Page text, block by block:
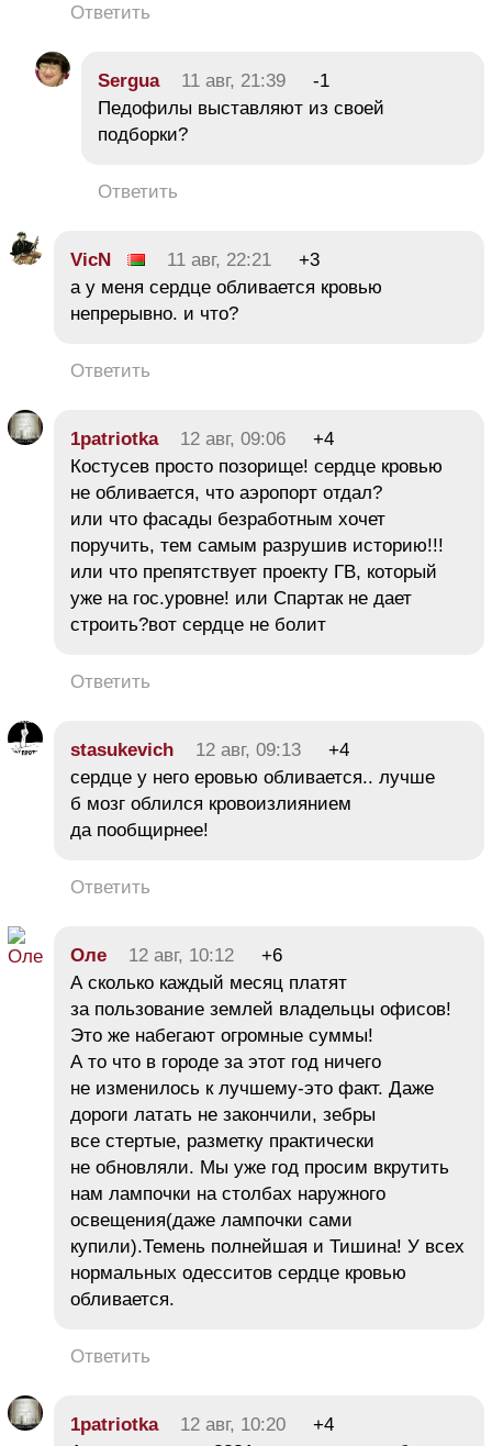
Ответить
Sergua 11 авг, 21:39
-1
Педофилы выставляют из своей
подборки?
Ответить
VicN 11 авг, 22:21
+3
а у меня сердце обливается кровью
непрерывно. и что?
Ответить
1patriotka 12 авг, 09:06
+4
Костусев просто позорище! сердце кровью
не обливается, что аэропорт отдал?
или что фасады безработным хочет
поручить, тем самым разрушив историю!!!
или что препятствует проекту ГВ, который
уже на гос.уровне! или Спартак не дает
строить?вот сердце не болит
Ответить
stasukevich 12 авг, 09:13
+4
сердце у него еровью обливается.. лучше
б мозг облился кровоизлиянием
да пообщирнее!
Ответить
Оле 12 авг, 10:12
+6
А сколько каждый месяц платят
за пользование землей владельцы офисов!
Это же набегают огромные суммы!
А то что в городе за этот год ничего
не изменилось к лучшему-это факт. Даже
дороги латать не закончили, зебры
все стертые, разметку практически
не обновляли. Мы уже год просим вкрутить
нам лампочки на столбах наружного
освещения(даже лампочки сами
купили).Темень полнейшая и Тишина! У всех
нормальных одесситов сердце кровью
обливается.
Ответить
1patriotka 12 авг, 10:20
+4